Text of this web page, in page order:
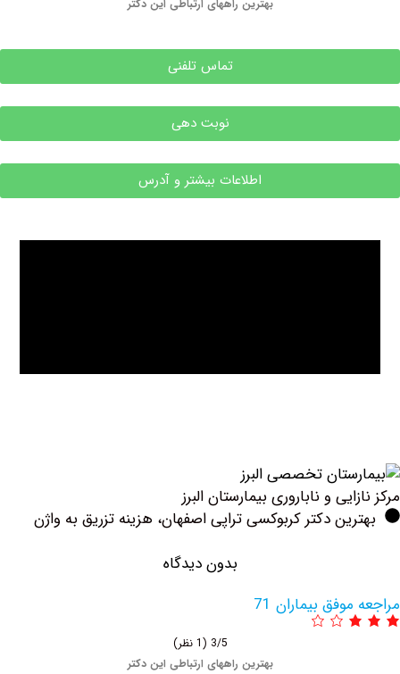
بهترین راههای ارتباطی این دکتر
تماس تلفنی
نوبت دهی
اطلاعات بیشتر و آدرس
و ناباروری بیمارستان البرز
دکتر کربوکسی تراپی اصفهان، هزینه تزریق به واژن
بدون دیدگاه
بیماران 71
بهترین راههای ارتباطی این دکتر